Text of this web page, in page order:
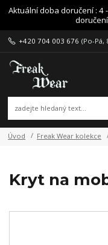
Aktuální doba doručení : 4
+420 704 003 676 (Po-Pá,
Úvod Freak Wear kolekce
Kryt na